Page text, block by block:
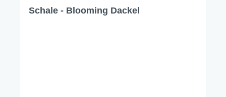
Schale - Blooming Dackel